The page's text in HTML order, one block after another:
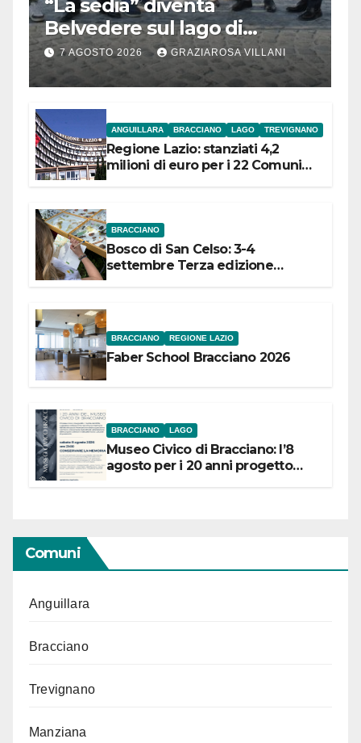
“La sedia” diventa
Belvedere sul lago di
Bracciano: ieri
l’inaugurazione
7 AGOSTO 2026 GRAZIAROSA VILLANI
ANGUILLARA BRACCIANO LAGO TREVIGNANO
Regione Lazio: stanziati 4,2
milioni di euro per i 22 Comuni
BRACCIANO
Bosco di San Celso: 3-4
settembre Terza edizione
BRACCIANO REGIONE LAZIO
Faber School Bracciano 2026
BRACCIANO LAGO
Museo Civico di Bracciano: l’8
agosto per i 20 anni progetto
Comuni
Anguillara
Bracciano
Trevignano
Manziana